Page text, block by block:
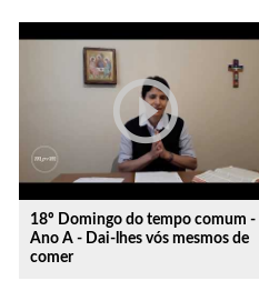
play_circle_outline
18º Domingo do tempo comum -
Ano A - Dai-lhes vós mesmos de
comer